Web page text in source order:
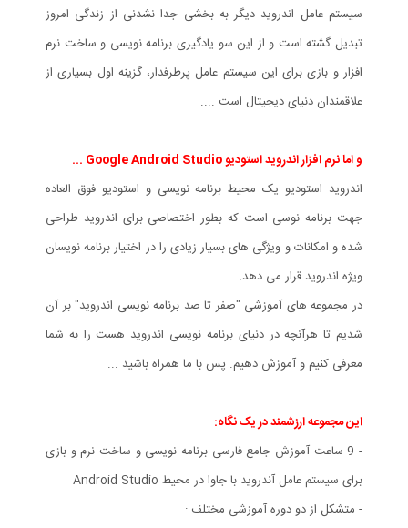
سیستم عامل اندروید دیگر به بخشی جدا نشدنی از زندگی امروز
تبدیل گشته است و از این سو یادگیری برنامه نویسی و ساخت نرم
افزار و بازی برای این سیستم عامل پرطرفدار، گزینه اول بسیاری از
علاقمندان دنیای دیجیتال است ....
و اما نرم افزار اندروید استودیو Google Android Studio ...
اندروید استودیو یک محیط برنامه نویسی و استودیو فوق العاده
جهت برنامه نوسی است که بطور اختصاصی برای اندروید طراحی
شده و امکانات و ویژگی های بسیار زیادی را در اختیار برنامه نویسان
ویژه اندروید قرار می دهد.
در مجموعه های آموزشی "صفر تا صد برنامه نویسی اندروید" بر آن
شدیم تا هرآنچه در دنیای برنامه نویسی اندروید هست را به شما
معرفی کنیم و آموزش دهیم. پس با ما همراه باشید ...
این مجموعه ارزشمند در یک نگاه:
- 9 ساعت آموزش جامع فارسی برنامه نویسی و ساخت نرم و بازی
برای سیستم عامل آندروید با جاوا در محیط Android Studio
- متشکل از دو دوره آموزشی مختلف :